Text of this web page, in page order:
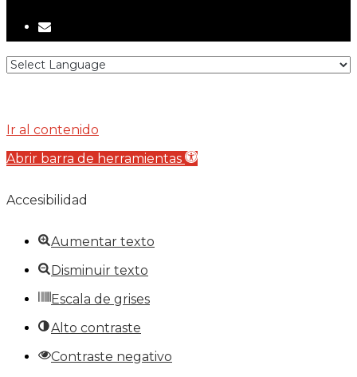
email
Ir al contenido
Abrir barra de herramientas
Accesibilidad
Aumentar texto
Disminuir texto
Escala de grises
Alto contraste
Contraste negativo